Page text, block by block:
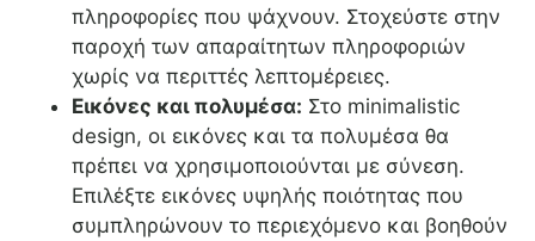
πληροφορίες που ψάχνουν. Στοχεύστε στην
παροχή των απαραίτητων πληροφοριών
χωρίς να περιττές λεπτομέρειες.
Εικόνες και πολυμέσα: Στο minimalistic
design, οι εικόνες και τα πολυμέσα θα
πρέπει να χρησιμοποιούνται με σύνεση.
Επιλέξτε εικόνες υψηλής ποιότητας που
συμπληρώνουν το περιεχόμενο και βοηθούν